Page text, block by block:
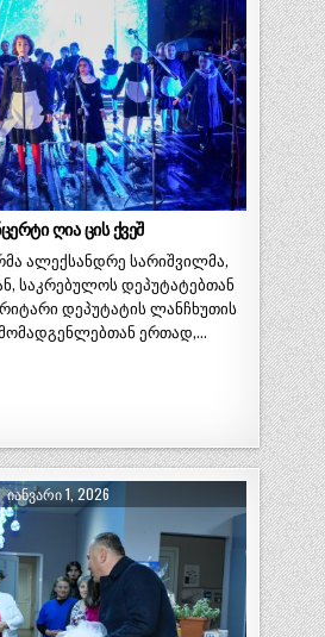
ღია ცის ქვეშ
ალექსანდრე სარიშვილმა,
საკრებულოს დეპუტატებთან
დეპუტატის ლანჩხუთის
ერთად,…
ᲘᲐᲜᲕᲐᲠᲘ 1, 2026